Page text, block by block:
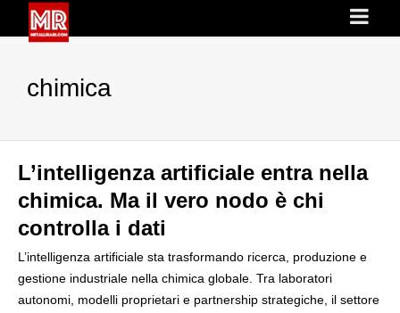
chimica
L’intelligenza artificiale entra nella
chimica. Ma il vero nodo è chi
controlla i dati
L’intelligenza artificiale sta trasformando ricerca, produzione e
gestione industriale nella chimica globale. Tra laboratori
autonomi, modelli proprietari e partnership strategiche, il settore